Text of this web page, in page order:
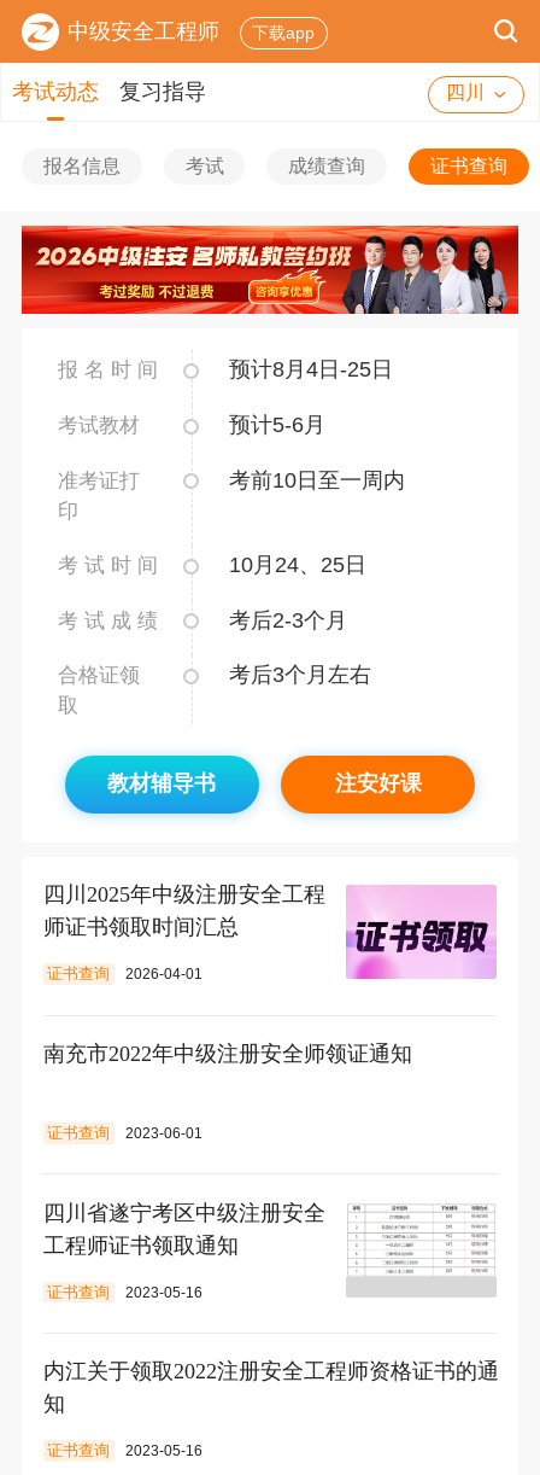
中级安全工程师 下载app
考试动态 复习指导 四川
报名信息 考试 成绩查询 证书查询
报 名 时 间 预计8月4日-25日
考试教材 预计5-6月
准考证打
印
考前10日至一周内
考 试 时 间 10月24、25日
考 试 成 绩 考后2-3个月
合格证领
取
考后3个月左右
教材辅导书 注安好课
四川2025年中级注册安全工程
师证书领取时间汇总
证书查询 2026-04-01
南充市2022年中级注册安全师领证通知
证书查询 2023-06-01
四川省遂宁考区中级注册安全
工程师证书领取通知
证书查询 2023-05-16
内江关于领取2022注册安全工程师资格证书的通
知
证书查询 2023-05-16